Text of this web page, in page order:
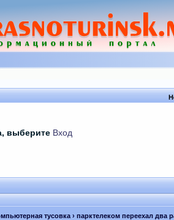
выберите Вход
тусовка› парктелеком переехал два